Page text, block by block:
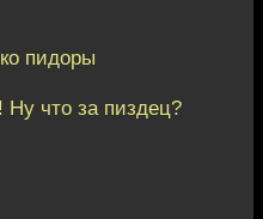
пидоры
что за пиздец?